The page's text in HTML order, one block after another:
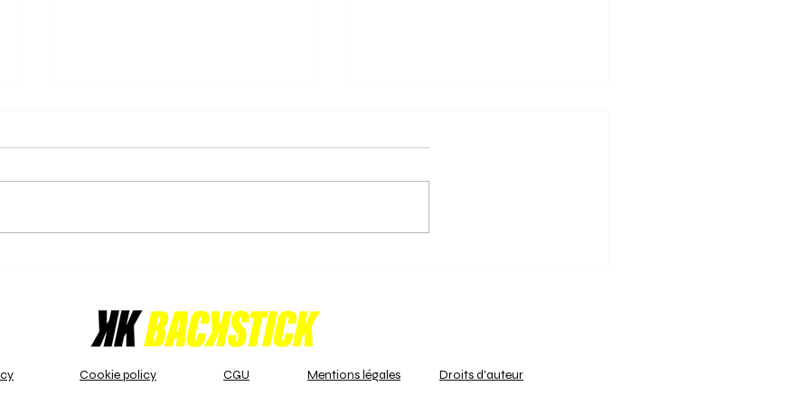
Nat. 3 B!
beslissende prestaties geleverd
offs wordt intenser!
VHL/LFH 1 A gevochten om hun
Cookie policy CGU Mentions légales Droits d'auteur